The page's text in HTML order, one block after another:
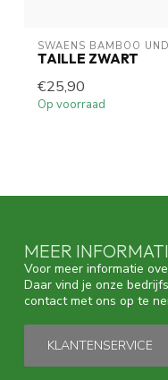
SWAENS BAMBOO
TAILLE ZWART
€25,90
Op voorraad
MEER
Voor meer informatie
Daar vind je onze
contact met ons op te
KLANTENSERVICE